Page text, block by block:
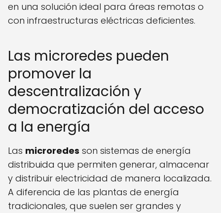
en una solución ideal para áreas remotas o
con infraestructuras eléctricas deficientes.
Las microredes pueden
promover la
descentralización y
democratización del acceso
a la energía
Las microredes son sistemas de energía
distribuida que permiten generar, almacenar
y distribuir electricidad de manera localizada.
A diferencia de las plantas de energía
tradicionales, que suelen ser grandes y